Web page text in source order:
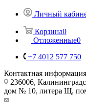
Личный
Корзина0
Отложенные0
+7 4012 577 750
Контактная информация
236006,
дом № 10, литера Щ,